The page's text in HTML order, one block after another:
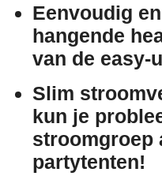
Eenvoudig
hangende
van de easy-
Slim
kun je
stroomgroep
partytenten!